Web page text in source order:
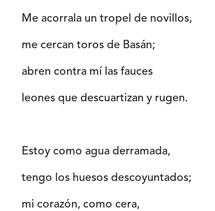
Me acorrala un tropel de novillos,
me cercan toros de Basán;
abren contra mí las fauces
leones que descuartizan y rugen.
Estoy como agua derramada,
tengo los huesos descoyuntados;
mi corazón, como cera,